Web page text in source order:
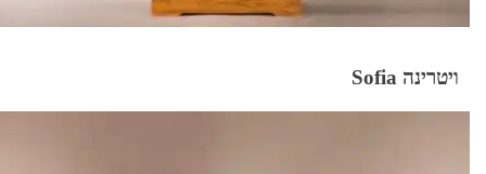
ויטרינה Sofia